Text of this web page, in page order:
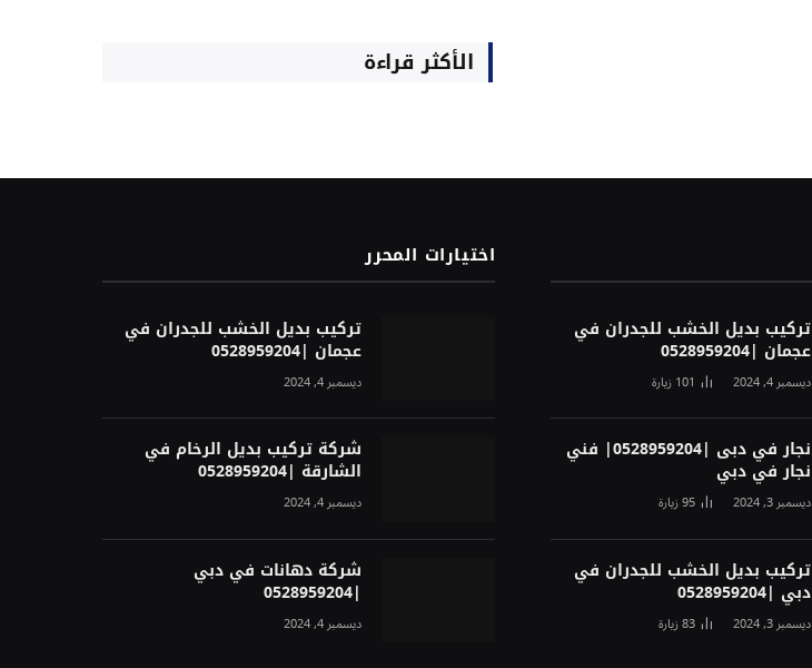
الأكثر قراءة
تركيب بديل الخشب للجدران في
عجمان |0528959204
ديسمبر 4, 2024 101زيارة
نجار في دبى |0528959204| فني
نجار في دبي
ديسمبر 3, 2024 95زيارة
تركيب بديل الخشب للجدران في
دبي |0528959204
ديسمبر 3, 2024 83زيارة
اختيارات المحرر
تركيب بديل الخشب للجدران في
عجمان |0528959204
ديسمبر 4, 2024
شركة تركيب بديل الرخام في
الشارقة |0528959204
ديسمبر 4, 2024
شركة دهانات في دبي
|0528959204
ديسمبر 4, 2024